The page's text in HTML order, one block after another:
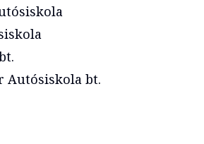
Autósiskola bt.